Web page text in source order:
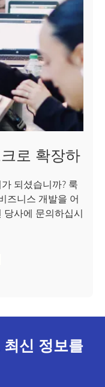
로 확장하
되셨습니까? 룩
즈니스 개발을 어
당사에 문의하십시
신 정보를